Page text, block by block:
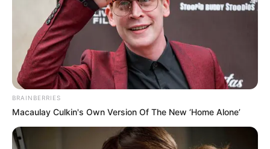
BRAINBERRIES
Macaulay Culkin's Own Version Of The New ‘Home Alone’